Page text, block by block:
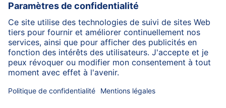
Contactez-nous
Transfert sécurisé des données par un cryptage des